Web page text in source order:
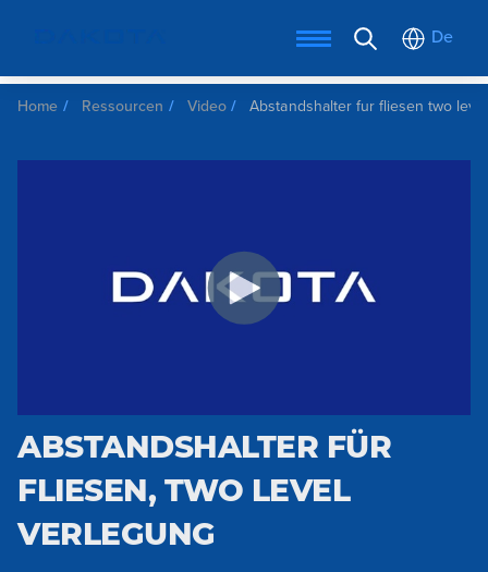
De
Home Ressourcen Video Abstandshalter fur fliesen two
ABSTANDSHALTER FÜR
FLIESEN, TWO LEVEL
VERLEGUNG